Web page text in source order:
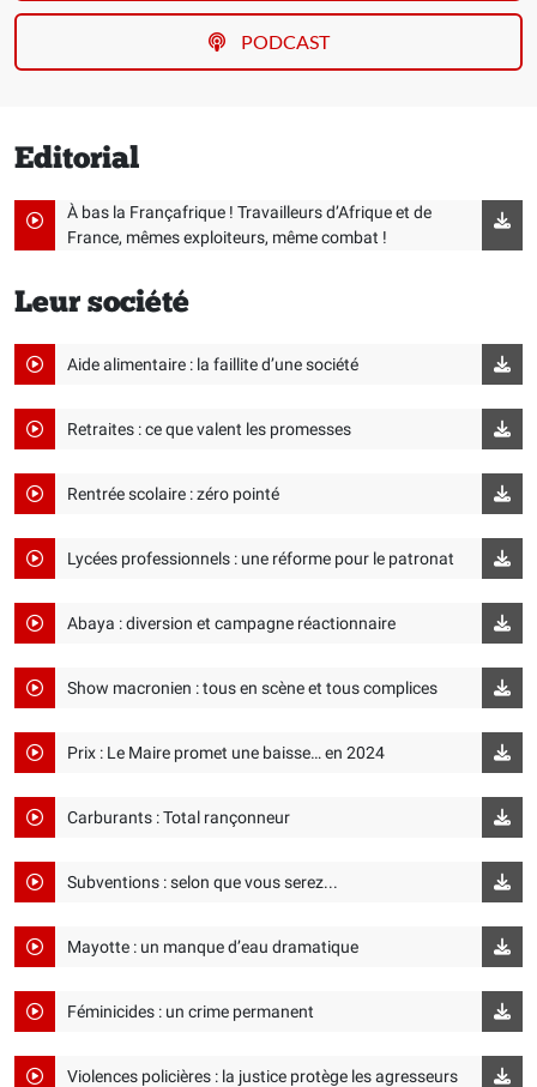
PODCAST
Editorial
À bas la Françafrique ! Travailleurs d’Afrique et de
France, mêmes exploiteurs, même combat !
Leur société
Aide alimentaire : la faillite d’une société
Retraites : ce que valent les promesses
Rentrée scolaire : zéro pointé
Lycées professionnels : une réforme pour le patronat
Abaya : diversion et campagne réactionnaire
Show macronien : tous en scène et tous complices
Prix : Le Maire promet une baisse… en 2024
Carburants : Total rançonneur
Subventions : selon que vous serez...
Mayotte : un manque d’eau dramatique
Féminicides : un crime permanent
Violences policières : la justice protège les agresseurs